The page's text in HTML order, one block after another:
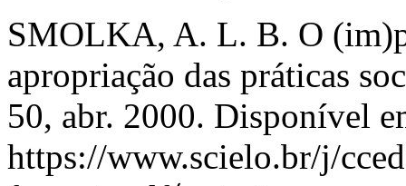
SMOLKA, A. L. B. O
apropriação das práticas
50, abr. 2000. Disponível
https://www.scielo.br/j/